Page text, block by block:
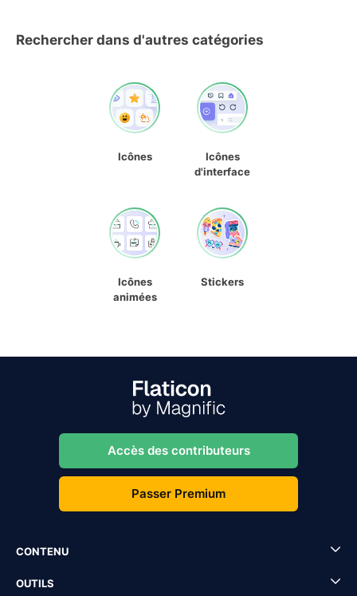
Rechercher dans d'autres catégories
Icônes
Icônes
d'interface
Icônes
animées
Stickers
Accès des contributeurs
Passer Premium
CONTENU
OUTILS